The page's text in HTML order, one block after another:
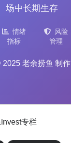
场中长期生存
情绪
指标
风险
管理
2025 老余捞鱼 制作
专栏